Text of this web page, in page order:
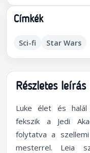
Címkék
Sci-fi Star Wars
Részletes leírás
Luke élet és halál
fekszik a Jedi
folytatva a
mesterrel. Leia